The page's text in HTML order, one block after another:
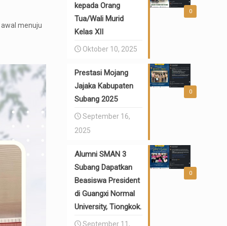
menuju
0
kepada Orang
Tua/Wali Murid
Kelas XII
Oktober 10, 2025
0
Prestasi Mojang
Jajaka Kabupaten
Subang 2025
September 16,
2025
0
Alumni SMAN 3
Subang Dapatkan
Beasiswa President
di Guangxi Normal
University, Tiongkok.
September 11,